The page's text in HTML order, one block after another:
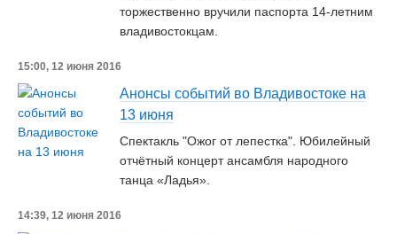
торжественно вручили паспорта 14-летним
владивостокцам.
15:00, 12 июня 2016
Анонсы событий во Владивостоке на
13 июня
Спектакль "Ожог от лепестка". Юбилейный
отчётный концерт ансамбля народного
танца «Ладья».
14:39, 12 июня 2016